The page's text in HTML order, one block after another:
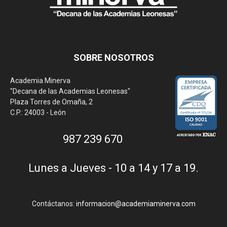
SOBRE NOSOTROS
Academia Minerva
"Decana de las Academias Leonesas"
Plaza Torres de Omaña, 2
C.P.: 24003 - León
987 239 670
Lunes a Jueves - 10 a 14 y 17 a 19.
Contáctanos: informacion@academiaminerva.com